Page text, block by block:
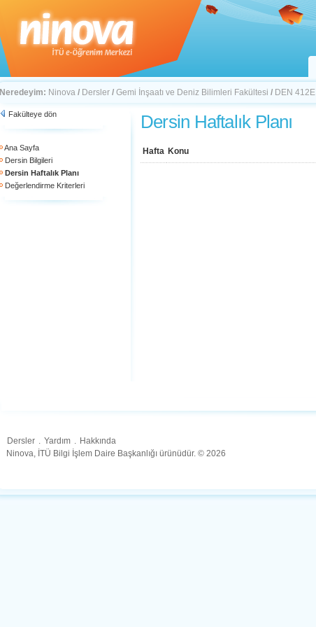
Neredeyim: Ninova / Dersler / Gemi İnşaatı ve Deniz Bilimleri Fakültesi / DEN 412E
Fakülteye dön
Ana Sayfa
Dersin Bilgileri
Dersin Haftalık Planı
Değerlendirme Kriterleri
Dersin Haftalık Planı
Hafta Konu
Dersler . Yardım . Hakkında
Ninova, İTÜ Bilgi İşlem Daire Başkanlığı ürünüdür. © 2026